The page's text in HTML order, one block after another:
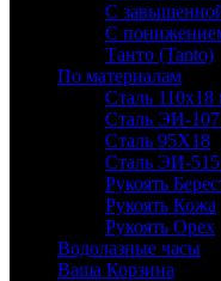
С
С
Танто (Tanto)
По материалам
Сталь
Сталь ЭИ-
Сталь 95Х18
Сталь ЭИ-
Рукоять
Рукоять Кожа
Рукоять Орех
Водолазные часы
Ваша Корзина